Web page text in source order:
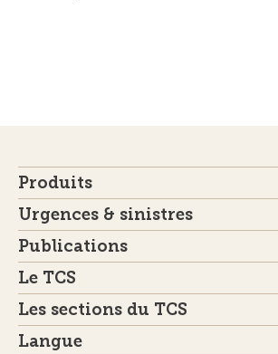
Produits
Urgences & sinistres
Publications
Le TCS
Les sections du TCS
Langue